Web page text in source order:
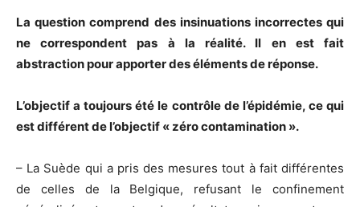
La question comprend des insinuations incorrectes qui
ne correspondent pas à la réalité. Il en est fait
abstraction pour apporter des éléments de réponse.
L’objectif a toujours été le contrôle de l’épidémie, ce qui
est différent de l’objectif « zéro contamination ».
– La Suède qui a pris des mesures tout à fait différentes
de celles de la Belgique, refusant le confinement